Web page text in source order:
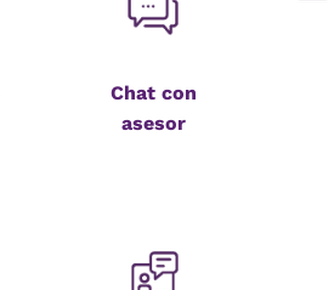
Chat con
asesor